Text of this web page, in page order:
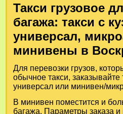
Такси грузовое
багажа: такси с
универсал,
минивены в
Для перевозки грузов,
обычное такси, заказывайте
универсал или минивен/
В минивен поместится и
багажа. Параметры заказа